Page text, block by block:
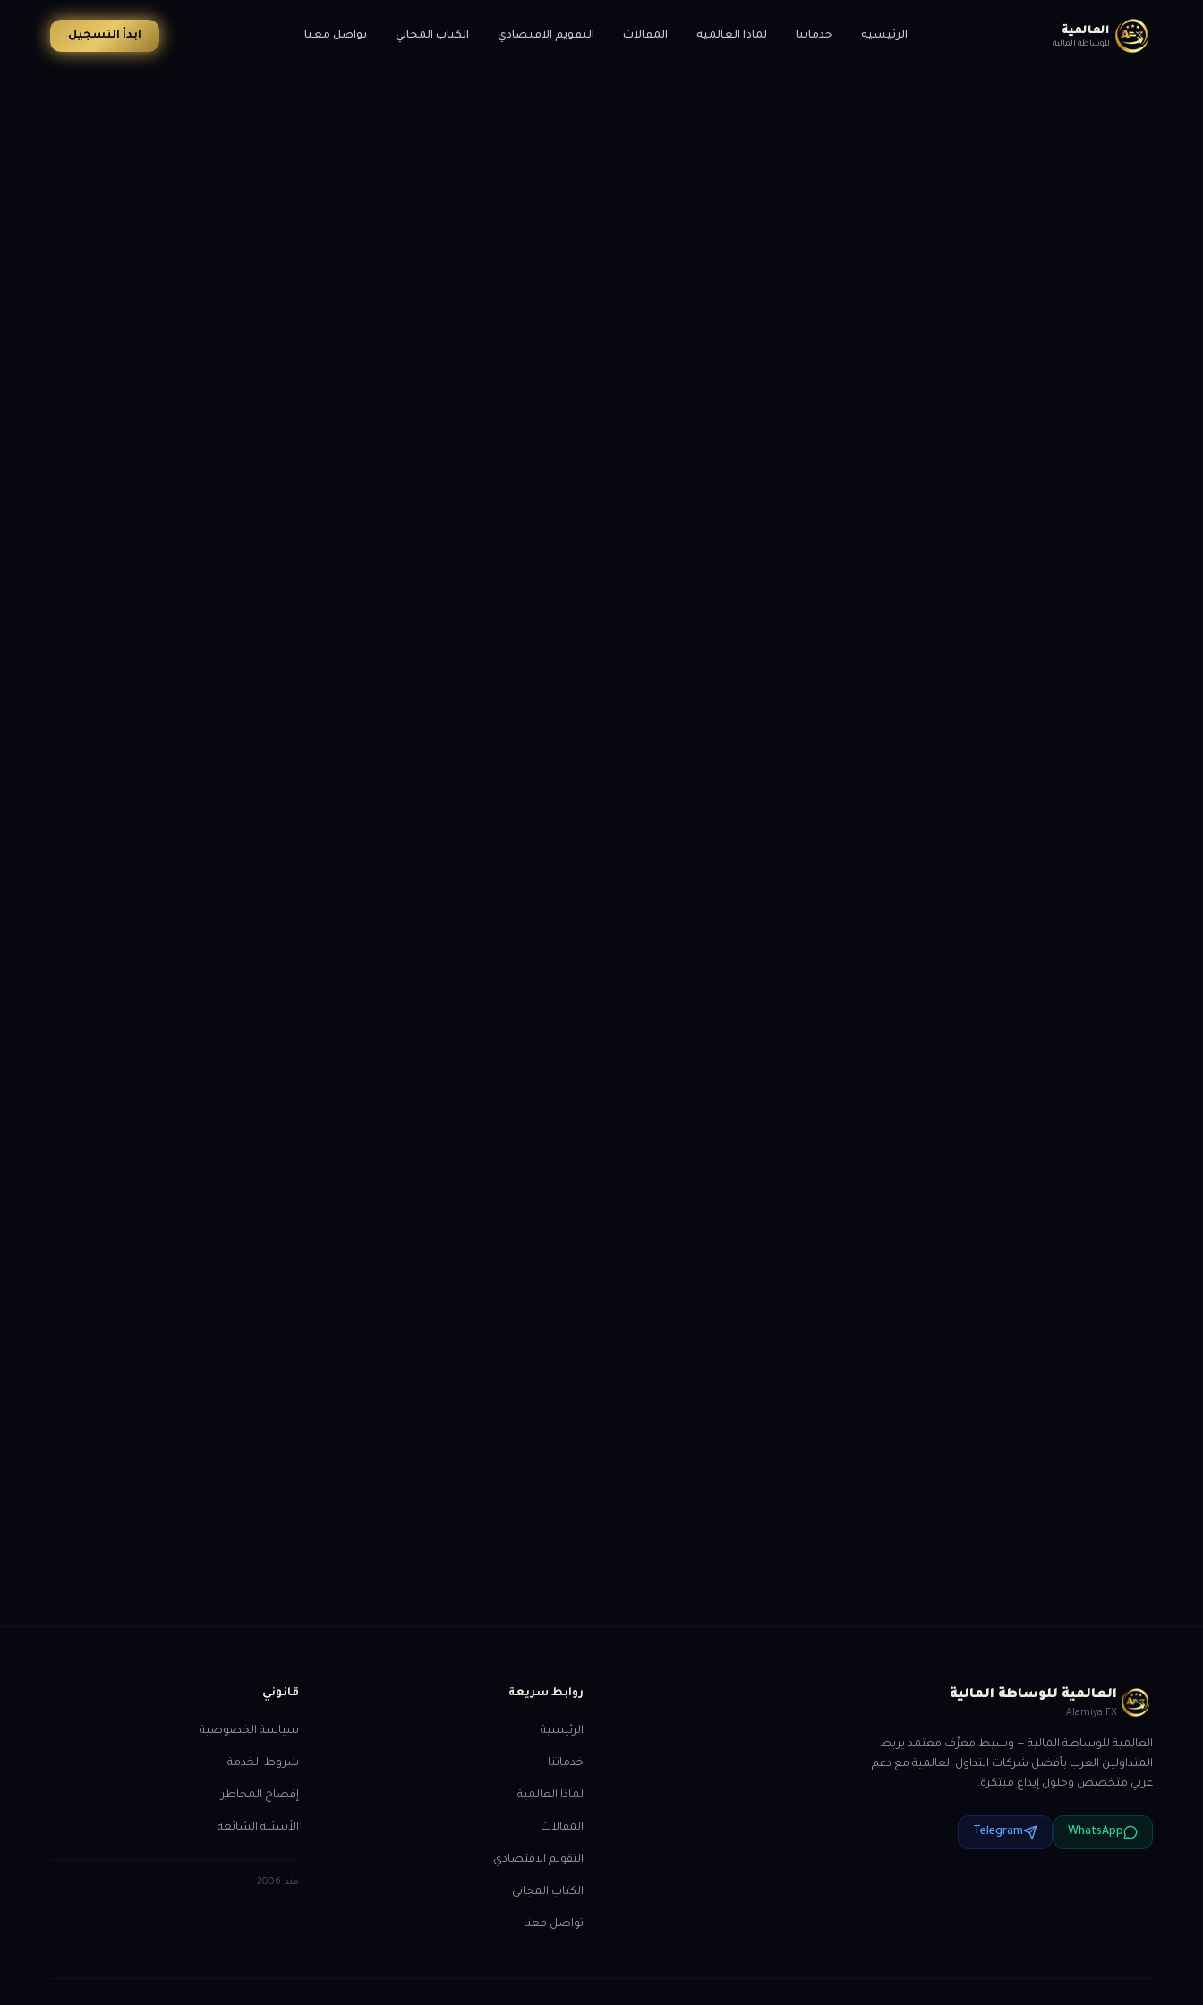
العالمية
للوساطة المالية
الرئيسية خدماتنا لماذا العالمية المقالات التقويم الاقتصادي الكتاب المجاني تواصل معنا ابدأ التسجيل
العالمية للوساطة المالية
Alamiya FX
العالمية للوساطة المالية — وسيط معرِّف معتمد يربط
المتداولين العرب بأفضل شركات التداول العالمية مع دعم
عربي متخصص وحلول إيداع مبتكرة.
WhatsApp
Telegram
روابط سريعة
الرئيسية
خدماتنا
لماذا العالمية
المقالات
التقويم الاقتصادي
الكتاب المجاني
تواصل معنا
قانوني
سياسة الخصوصية
شروط الخدمة
إفصاح المخاطر
الأسئلة الشائعة
منذ